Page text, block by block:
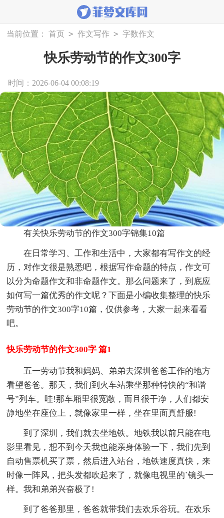
当前位置： 首页 > 作文写作 > 字数作文
快乐劳动节的作文300字
时间：2026-06-04 00:08:19
有关快乐劳动节的作文300字锦集10篇
在日常学习、工作和生活中，大家都有写作文的经
历，对作文很是熟悉吧，根据写作命题的特点，作文可
以分为命题作文和非命题作文。那么问题来了，到底应
如何写一篇优秀的作文呢？下面是小编收集整理的快乐
劳动节的作文300字10篇，仅供参考，大家一起来看看
吧。
快乐劳动节的作文300字 篇1
五一劳动节我和妈妈、弟弟去深圳爸爸工作的地方
看望爸爸。那天，我们到火车站乘坐那种特快的“和谐
号”列车。哇!那车厢里很宽敞，而且很干净，人们都安
静地坐在座位上，就像家里一样，坐在里面真舒服!
到了深圳，我们就去坐地铁。地铁我以前只能在电
影里看见，想不到今天我也能亲身体验一下，我们先到
自动售票机买了票，然后进入站台，地铁速度真快，来
时像一阵风，把头发都吹起来了，就像电视里的`镜头一
样。我和弟弟兴奋极了!
到了爸爸那里，爸爸就带我们去欢乐谷玩。在欢乐